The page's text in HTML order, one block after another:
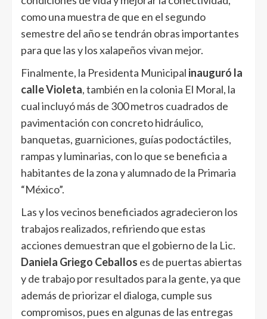
como una muestra de que en el segundo
semestre del año se tendrán obras importantes
para que las y los xalapeños vivan mejor.
Finalmente, la Presidenta Municipal inauguró la
calle Violeta, también en la colonia El Moral, la
cual incluyó más de 300 metros cuadrados de
pavimentación con concreto hidráulico,
banquetas, guarniciones, guías podoctáctiles,
rampas y luminarias, con lo que se beneficia a
habitantes de la zona y alumnado de la Primaria
“México”.
Las y los vecinos beneficiados agradecieron los
trabajos realizados, refiriendo que estas
acciones demuestran que el gobierno de la Lic.
Daniela Griego Ceballos es de puertas abiertas
y de trabajo por resultados para la gente, ya que
además de priorizar el dialoga, cumple sus
compromisos, pues en algunas de las entregas